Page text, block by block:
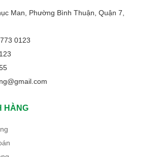
Man, Phường Bình Thuận, Quận 7,
0123
HÀNG